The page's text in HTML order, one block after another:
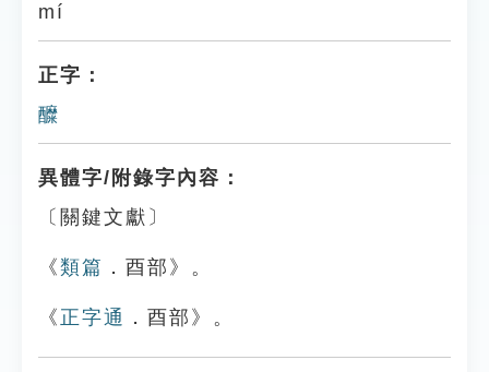
mí
正字：
醾
異體字/附錄字內容：
〔關鍵文獻〕
《類篇 ．酉部》。
《 正字通 ．酉部》。